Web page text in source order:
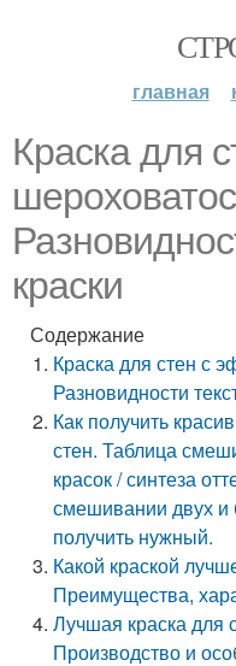
главная
Краска для
краски
Содержание
Краска для стен с
Разновидности
Как получить
стен. Таблица
красок / синтеза
смешивании двух и
получить нужный.
Какой краской
Преимущества,
Лучшая краска для
Производство и